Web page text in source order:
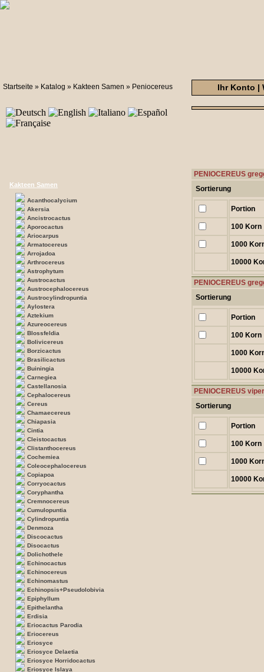
Startseite » Katalog » Kakteen Samen » Peniocereus Ihr Konto |
Kakteen Samen
Acanthocalycium
Akersia
Ancistrocactus
Aporocactus
Ariocarpus
Armatocereus
Arrojadoa
Arthrocereus
Astrophytum
Austrocactus
Austrocephalocereus
Austrocylindropuntia
Aylostera
Aztekium
Azureocereus
Blossfeldia
Bolivicereus
Borzicactus
Brasilicactus
Buiningia
Carnegiea
Castellanosia
Cephalocereus
Cereus
Chamaecereus
Chiapasia
Cintia
Cleistocactus
Clistanthocereus
Cochemiea
Coleocephalocereus
Copiapoa
Corryocactus
Coryphantha
Cremnocereus
Cumulopuntia
Cylindropuntia
Denmoza
Discocactus
Disocactus
Dolichothele
Echinocactus
Echinocereus
Echinomastus
Echinopsis+Pseudolobivia
Epiphyllum
Epithelantha
Erdisia
Eriocactus Parodia
Eriocereus
Eriosyce
Eriosyce Delaetia
Eriosyce Horridocactus
Eriosyce Islaya
PENIOCEREUS
Sortierung
Portion
100 Korn
1000
10000
PENIOCEREUS
Sortierung
Portion
100 Korn
1000
10000
PENIOCEREUS
Sortierung
Portion
100 Korn
1000
10000